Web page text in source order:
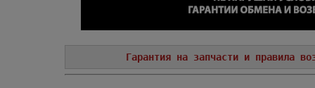
Гарантия на запчасти и правила